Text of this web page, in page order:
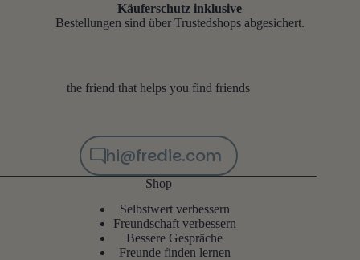
Käuferschutz inklusive
Bestellungen sind über Trustedshops abgesichert.
the friend that helps you find friends
hi@fredie.com
Shop
Selbstwert verbessern
Freundschaft verbessern
Bessere Gespräche
Freunde finden lernen